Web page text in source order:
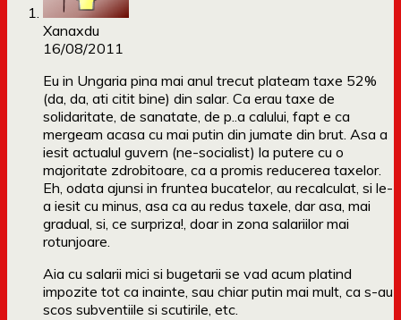
Xanaxdu
16/08/2011
Eu in Ungaria pina mai anul trecut plateam taxe 52%
(da, da, ati citit bine) din salar. Ca erau taxe de
solidaritate, de sanatate, de p..a calului, fapt e ca
mergeam acasa cu mai putin din jumate din brut. Asa a
iesit actualul guvern (ne-socialist) la putere cu o
majoritate zdrobitoare, ca a promis reducerea taxelor.
Eh, odata ajunsi in fruntea bucatelor, au recalculat, si le-
a iesit cu minus, asa ca au redus taxele, dar asa, mai
gradual, si, ce surpriza!, doar in zona salariilor mai
rotunjoare.
Aia cu salarii mici si bugetarii se vad acum platind
impozite tot ca inainte, sau chiar putin mai mult, ca s-au
scos subventiile si scutirile, etc.